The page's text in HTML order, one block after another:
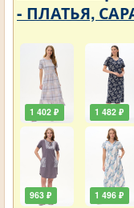
- ПЛАТЬЯ,
1 402 ₽
963 ₽
1 482 ₽
1 496 ₽